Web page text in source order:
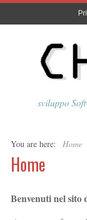
sviluppo
You are here: Home
Home
Benvenuti nel sito